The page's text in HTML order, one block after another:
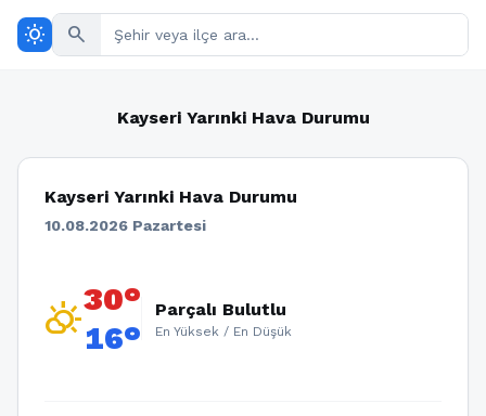
wb_sunny search
Kayseri Yarınki Hava Durumu
Kayseri Yarınki Hava Durumu
10.08.2026 Pazartesi
partly_cloudy_day30°
16°
Parçalı Bulutlu
En Yüksek / En Düşük